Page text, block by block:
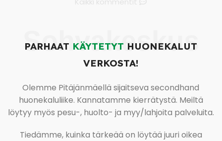
Sohvakeskus
PARHAAT KÄYTETYT HUONEKALUT
VERKOSTA!
Olemme Pitäjänmäellä sijaitseva secondhand
huonekaluliike. Kannatamme kierrätystä. Meiltä
löytyy myös pesu-, huolto- ja myy/lahjoita palveluita.
Tiedämme, kuinka tärkeää on löytää juuri oikea